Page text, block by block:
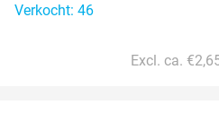
Verkocht: 46
Excl. ca.